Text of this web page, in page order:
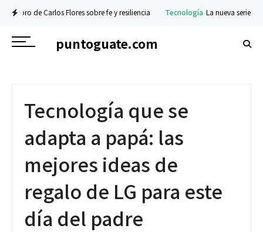
Flores sobre fe y resiliencia Tecnología La nueva serie Galaxy Z ya
puntoguate.com
Tecnología que se
adapta a papá: las
mejores ideas de
regalo de LG para este
día del padre